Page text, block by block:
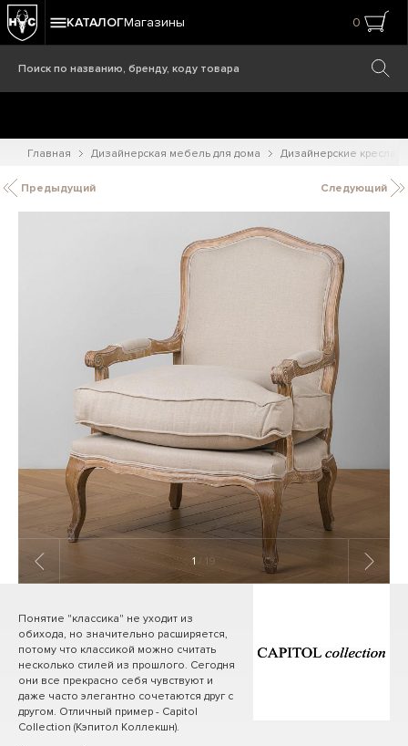
КАТАЛОГМагазины 0
Главная Дизайнерская мебель для дома Дизайнерские кресла
Предыдущий Следующий
1 / 19
Понятие "классика" не уходит из
обихода, но значительно расширяется,
потому что классикой можно считать
несколько стилей из прошлого. Сегодня
они все прекрасно себя чувствуют и
даже часто элегантно сочетаются друг с
другом. Отличный пример - Capitol
Collection (Кэпитол Коллекшн).